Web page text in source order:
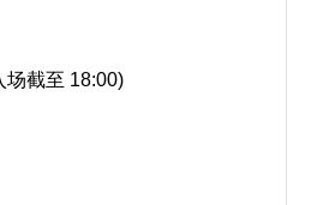
场截至 18:00)